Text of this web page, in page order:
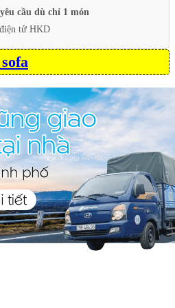
cầu dù chỉ 1 món
tử HKD